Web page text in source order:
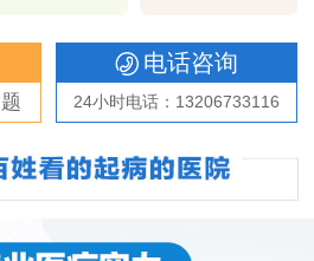
电话咨询
24小时电话：13206733116